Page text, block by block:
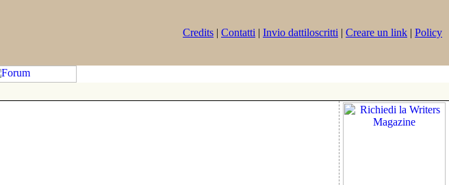
Credits | Contatti | Invio dattiloscritti | Creare un link | Policy